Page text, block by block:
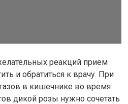
реакций прием
и обратиться к врачу. При
в кишечнике во время
дикой розы нужно сочетать